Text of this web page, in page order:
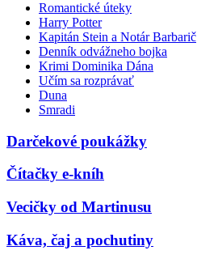
Romantické úteky
Harry Potter
Kapitán Stein a Notár Barbarič
Denník odvážneho bojka
Krimi Dominika Dána
Učím sa rozprávať
Duna
Smradi
Darčekové poukážky
Čítačky e-kníh
Vecičky od Martinusu
Káva, čaj a pochutiny